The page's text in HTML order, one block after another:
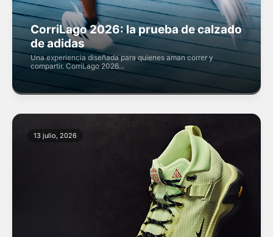
CorriLago 2026: la prueba de calzado
de adidas
Una experiencia diseñada para quienes aman correr y
compartir. CorriLago 2026...
13 julio, 2026